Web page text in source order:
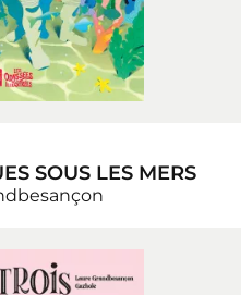
SOUS LES MERS